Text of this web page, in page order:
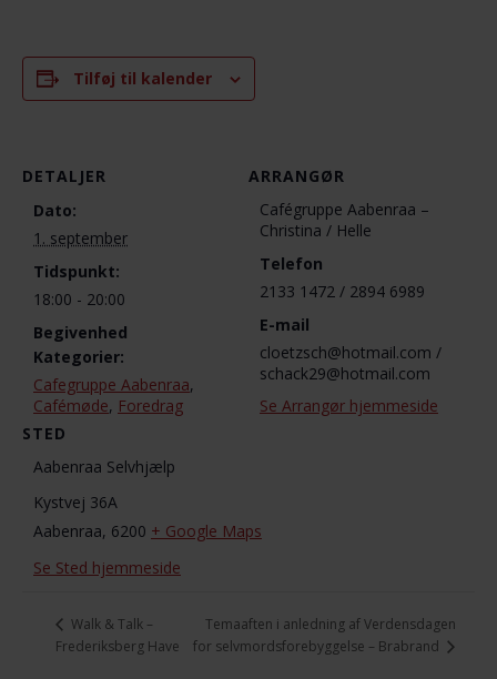
Tilføj til kalender
DETALJER
Dato:
1. september
Tidspunkt:
18:00 - 20:00
Begivenhed
Kategorier:
Cafegruppe Aabenraa,
Cafémøde, Foredrag
STED
Aabenraa Selvhjælp
Kystvej 36A
Aabenraa, 6200 + Google Maps
Se Sted hjemmeside
ARRANGØR
Cafégruppe Aabenraa –
Christina / Helle
Telefon
2133 1472 / 2894 6989
E-mail
cloetzsch@hotmail.com /
schack29@hotmail.com
Se Arrangør hjemmeside
Walk & Talk –
Frederiksberg Have
Temaaften i anledning af Verdensdagen
for selvmordsforebyggelse – Brabrand